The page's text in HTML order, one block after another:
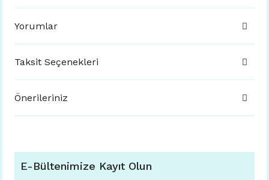
Yorumlar
Taksit Seçenekleri
Önerileriniz
E-Bültenimize Kayıt Olun